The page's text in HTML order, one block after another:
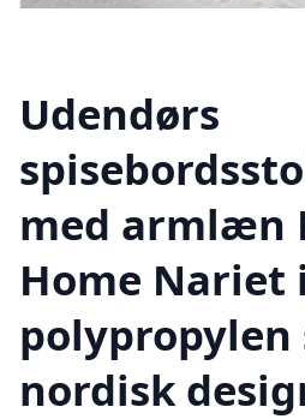
Udendørs
med armlæn
Home Nariet
nordisk